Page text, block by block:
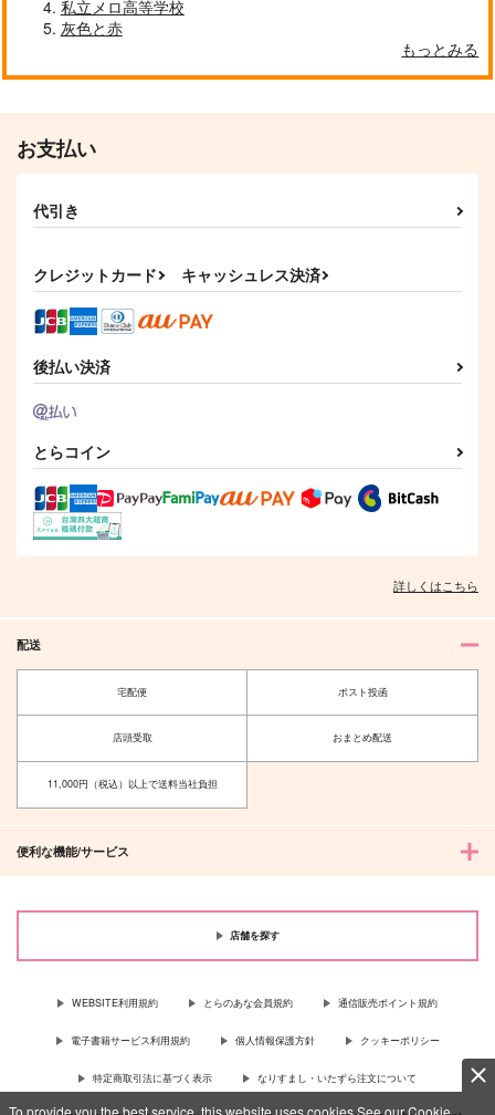
To provide you the best service, this website uses cookies.See our Cookie
私立メロ高等学校
灰色と赤
もっとみる
お支払い
代引き
クレジットカード キャッシュレス決済
後払い決済
とらコイン
詳しくはこちら
配送
宅配便 ポスト投函
店頭受取 おまとめ配送
11,000円（税込）以上で送料当社負担
便利な機能/サービス
店舗を探す
WEBSITE利用規約 とらのあな会員規約 通信販売ポイント規約
電子書籍サービス利用規約 個人情報保護方針 クッキーポリシー
特定商取引法に基づく表示 なりすまし・いたずら注文について